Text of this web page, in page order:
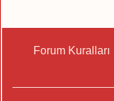
Forum Kuralları